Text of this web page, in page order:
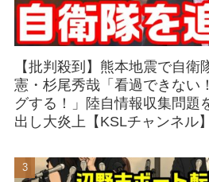
【批判殺到】熊本地震で自
憲・杉尾秀哉「看過できない
グする！」陸自情報収集問題
出し大炎上【KSLチャンネル】